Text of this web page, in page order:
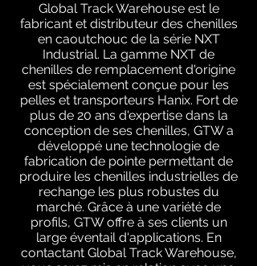
Global Track Warehouse est le
fabricant et distributeur des chenilles
en caoutchouc de la série NXT
Industrial. La gamme NXT de
chenilles de remplacement d'origine
est spécialement conçue pour les
pelles et transporteurs Hanix. Fort de
plus de 20 ans d'expertise dans la
conception de ses chenilles, GTW a
développé une technologie de
fabrication de pointe permettant de
produire les chenilles industrielles de
rechange les plus robustes du
marché. Grâce à une variété de
profils, GTW offre à ses clients un
large éventail d'applications. En
contactant Global Track Warehouse,